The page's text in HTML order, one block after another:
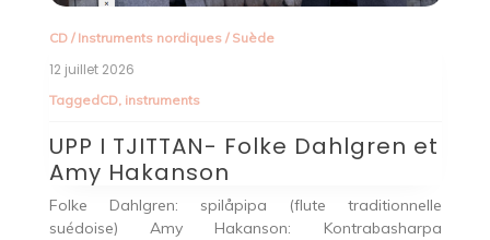
CD/ Instruments nordiques/ Suède
12 juillet 2026
TaggedCD, instruments
UPP I TJITTAN- Folke Dahlgren et
Amy Hakanson
Folke Dahlgren: spilåpipa (flute traditionnelle
suédoise) Amy Hakanson: Kontrabasharpa